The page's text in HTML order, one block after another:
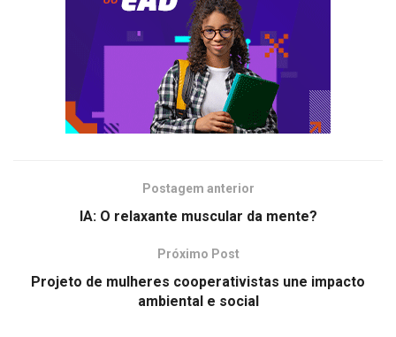
Postagem anterior
IA: O relaxante muscular da mente?
Próximo Post
Projeto de mulheres cooperativistas une impacto
ambiental e social